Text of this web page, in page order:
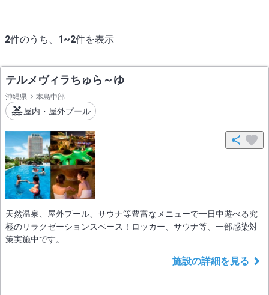
2件のうち、 1~2件を表示
テルメヴィラちゅら～ゆ
沖縄県 本島中部
屋内・屋外プール
天然温泉、屋外プール、サウナ等豊富なメニューで一日中遊べる究
極のリラクゼーションスペース！ロッカー、サウナ等、一部感染対
策実施中です。
施設の詳細を見る